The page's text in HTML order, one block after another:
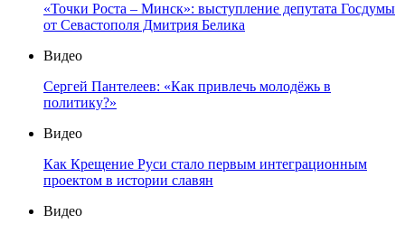
«Точки Роста – Минск»: выступление депутата Госдумы
от Севастополя Дмитрия Белика
Видео
Сергей Пантелеев: «Как привлечь молодёжь в
политику?»
Видео
Как Крещение Руси стало первым интеграционным
проектом в истории славян
Видео